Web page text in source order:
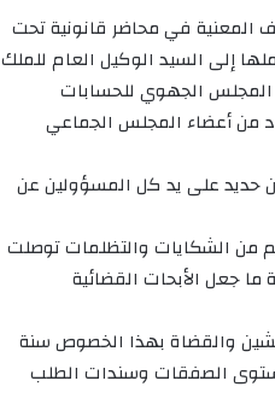
المعنية في محاضر قانونية تحت
إلى السيد الوكيل العام للملك
المجلس الجهوي للحسابات
من أعضاء المجلس الجماعي
حديد على يد كل المسؤولين عن
من الشكايات والتظلمات توصلت
ما جعل الأبحات القضائية
والقضاة بهذا الخصوص سنة
مستوى الصفقات وسندات الطلب